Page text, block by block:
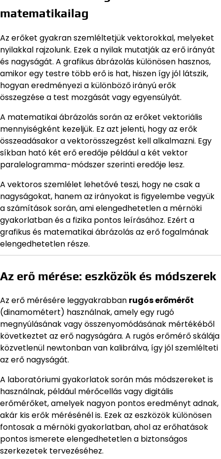
matematikailag
Az erőket gyakran szemléltetjük vektorokkal, melyeket
nyilakkal rajzolunk. Ezek a nyilak mutatják az erő irányát
és nagyságát. A grafikus ábrázolás különösen hasznos,
amikor egy testre több erő is hat, hiszen így jól látszik,
hogyan eredményezi a különböző irányú erők
összegzése a test mozgását vagy egyensúlyát.
A matematikai ábrázolás során az erőket vektoriális
mennyiségként kezeljük. Ez azt jelenti, hogy az erők
összeadásakor a vektorösszegzést kell alkalmazni. Egy
síkban ható két erő eredője például a két vektor
paralelogramma-módszer szerinti eredője lesz.
A vektoros szemlélet lehetővé teszi, hogy ne csak a
nagyságokat, hanem az irányokat is figyelembe vegyük
a számítások során, ami elengedhetetlen a mérnöki
gyakorlatban és a fizika pontos leírásához. Ezért a
grafikus és matematikai ábrázolás az erő fogalmának
elengedhetetlen része.
Az erő mérése: eszközök és módszerek
Az erő mérésére leggyakrabban rugós erőmérőt
(dinamométert) használnak, amely egy rugó
megnyúlásának vagy összenyomódásának mértékéből
következtet az erő nagyságára. A rugós erőmérő skálája
közvetlenül newtonban van kalibrálva, így jól szemlélteti
az erő nagyságát.
A laboratóriumi gyakorlatok során más módszereket is
használnak, például mérőcellás vagy digitális
erőmérőket, amelyek nagyon pontos eredményt adnak,
akár kis erők mérésénél is. Ezek az eszközök különösen
fontosak a mérnöki gyakorlatban, ahol az erőhatások
pontos ismerete elengedhetetlen a biztonságos
szerkezetek tervezéséhez.